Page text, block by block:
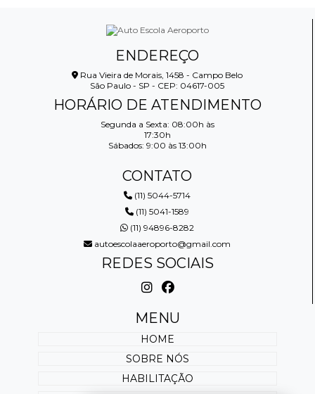
ENDEREÇO
Rua Vieira de Morais, 1458 - Campo Belo
São Paulo - SP - CEP: 04617-005
HORÁRIO DE ATENDIMENTO
Segunda a Sexta: 08:00h às
17:30h
Sábados: 9:00 às 13:00h
CONTATO
(11) 5044-5714
(11) 5041-1589
(11) 94896-8282
autoescolaaeroporto@gmail.com
REDES SOCIAIS
MENU
HOME
SOBRE NÓS
HABILITAÇÃO